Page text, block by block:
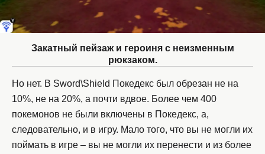
Закатный пейзаж и героиня с неизменным
рюкзаком.
Но нет. В Sword\Shield Покедекс был обрезан не на
10%, не на 20%, а почти вдвое. Более чем 400
покемонов не были включены в Покедекс, а,
следовательно, и в игру. Мало того, что вы не могли их
поймать в игре – вы не могли их перенести и из более